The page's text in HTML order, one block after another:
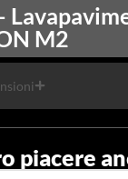
M2
piacere